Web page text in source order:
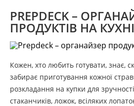
PREPDECK –
ПРОДУКТІВ НА КУХНІ
Кожен, хто любить готувати, знає,
забирає приготування кожної
розкладання на купки для
стаканчиків, ложок, всіляких